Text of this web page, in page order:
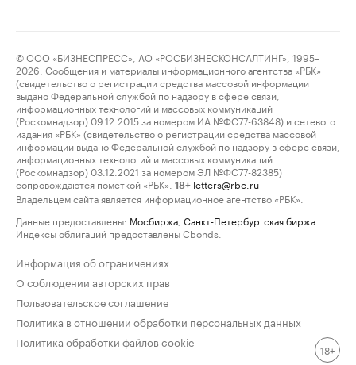
© ООО «БИЗНЕСПРЕСС», АО «РОСБИЗНЕСКОНСАЛТИНГ», 1995–
2026. Сообщения и материалы информационного агентства «РБК»
(свидетельство о регистрации средства массовой информации
выдано Федеральной службой по надзору в сфере связи,
информационных технологий и массовых коммуникаций
(Роскомнадзор) 09.12.2015 за номером ИА №ФС77-63848) и сетевого
издания «РБК» (свидетельство о регистрации средства массовой
информации выдано Федеральной службой по надзору в сфере связи,
информационных технологий и массовых коммуникаций
(Роскомнадзор) 03.12.2021 за номером ЭЛ №ФС77-82385)
сопровождаются пометкой «РБК».
18+ letters@rbc.ru
Владельцем сайта является информационное агентство «РБК».
Данные предоставлены: Мосбиржа Санкт-Петербургская биржа
Индексы облигаций предоставлены Cbonds.
Информация об ограничениях
О соблюдении авторских прав
Пользовательское соглашение
Политика в отношении обработки персональных данных
Политика обработки файлов cookie
18+